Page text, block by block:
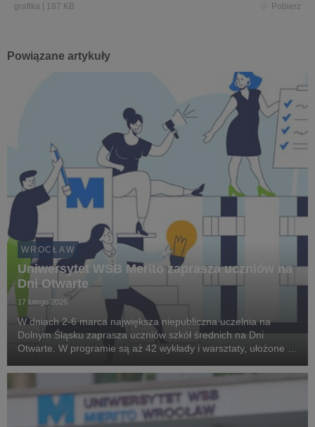
grafika 187 KB Pobierz
Powiązane artykuły
WROCŁAW
Uniwersytet WSB Merito zaprasza uczniów na
Dni Otwarte
17 lutego 2026
W dniach 2-6 marca największa niepubliczna uczelnia na
Dolnym Śląsku zaprasza uczniów szkół średnich na Dni
Otwarte. W programie są aż 42 wykłady i warsztaty, ułożone w
pracy i nauki, i będą mogli określić ten,...